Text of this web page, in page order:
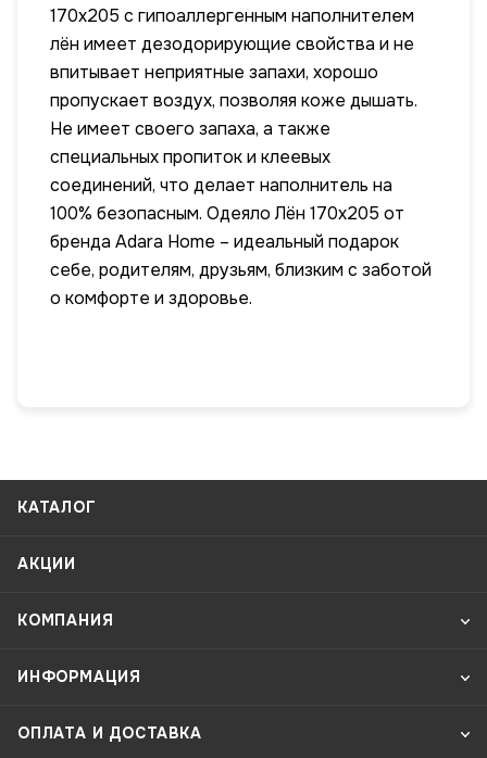
170х205 с гипоаллергенным наполнителем
лён имеет дезодорирующие свойства и не
впитывает неприятные запахи, хорошо
пропускает воздух, позволяя коже дышать.
Не имеет своего запаха, а также
специальных пропиток и клеевых
соединений, что делает наполнитель на
100% безопасным. Одеяло Лён 170х205 от
бренда Adara Home – идеальный подарок
себе, родителям, друзьям, близким с заботой
о комфорте и здоровье.
КАТАЛОГ
АКЦИИ
КОМПАНИЯ
ИНФОРМАЦИЯ
ОПЛАТА И ДОСТАВКА